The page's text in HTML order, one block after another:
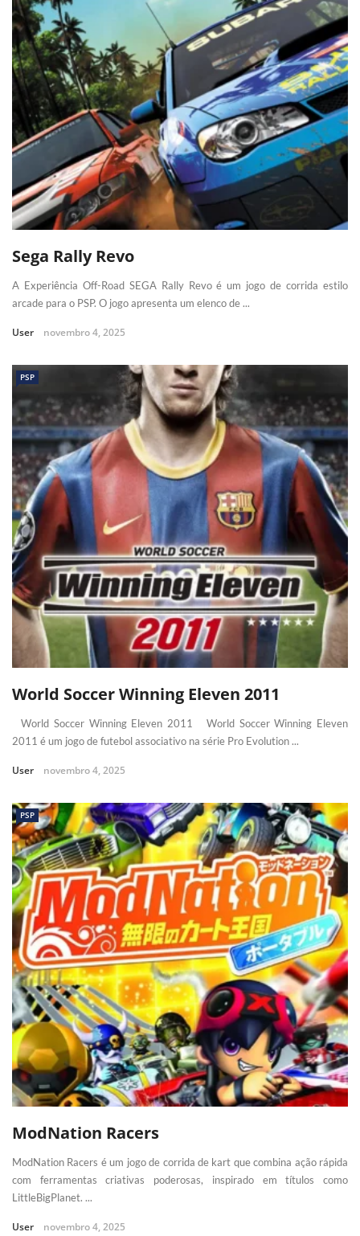
Sega Rally Revo
A Experiência Off-Road SEGA Rally Revo é um jogo de corrida estilo
arcade para o PSP. O jogo apresenta um elenco de ...
User novembro 4, 2025
PSP
World Soccer Winning Eleven 2011
World Soccer Winning Eleven 2011 World Soccer Winning Eleven
2011 é um jogo de futebol associativo na série Pro Evolution ...
User novembro 4, 2025
PSP
ModNation Racers
ModNation Racers é um jogo de corrida de kart que combina ação rápida
com ferramentas criativas poderosas, inspirado em títulos como
LittleBigPlanet. ...
User novembro 4, 2025